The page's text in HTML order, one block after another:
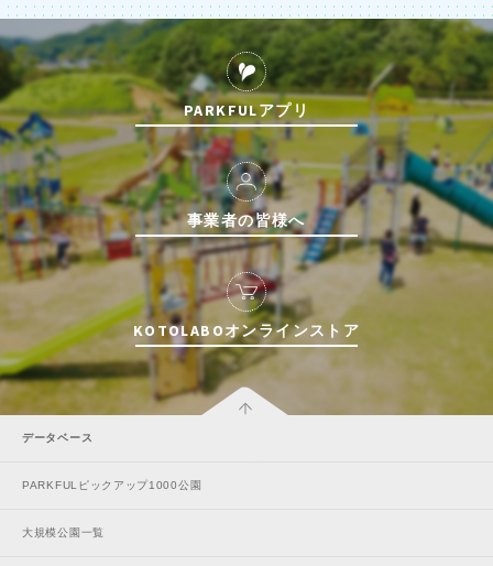
PARKFULアプリ
事業者の皆様へ
KOTOLABOオンラインストア
データベース
PARKFULピックアップ1000公園
大規模公園一覧